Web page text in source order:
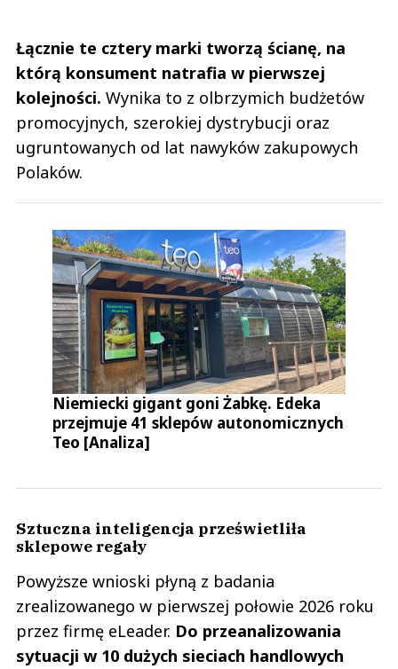
Łącznie te cztery marki tworzą ścianę, na
którą konsument natrafia w pierwszej
kolejności. Wynika to z olbrzymich budżetów
promocyjnych, szerokiej dystrybucji oraz
ugruntowanych od lat nawyków zakupowych
Polaków.
Niemiecki gigant goni Żabkę. Edeka
przejmuje 41 sklepów autonomicznych
Teo [Analiza]
Sztuczna inteligencja prześwietliła
sklepowe regały
Powyższe wnioski płyną z badania
zrealizowanego w pierwszej połowie 2026 roku
przez firmę eLeader. Do przeanalizowania
sytuacji w 10 dużych sieciach handlowych